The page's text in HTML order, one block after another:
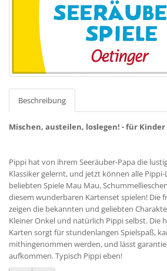
Beschreibung
Mischen, austeilen, loslegen! - für Kinder
Pippi hat von ihrem Seeräuber-Papa die
Klassiker gelernt, und jetzt können alle
beliebten Spiele Mau Mau,
diesem wunderbaren Kartenset spielen! Die
zeigen die bekannten und geliebten
Kleiner Onkel und natürlich Pippi selbst. Die
Karten sorgt für stundenlangen Spielspaß,
mithingenommen werden, und lässt
aufkommen. Typisch Pippi eben!